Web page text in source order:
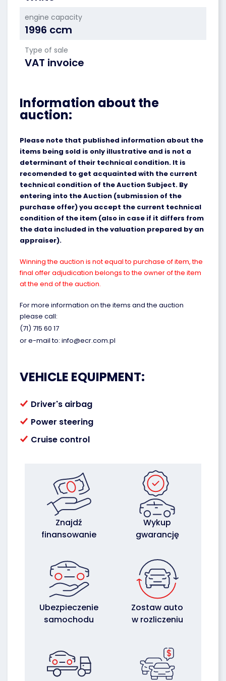
engine capacity
1996 ccm
Type of sale
VAT invoice
Information about the
auction:
Please note that published information about the
items being sold is only illustrative and is not a
determinant of their technical condition. It is
recomended to get acquainted with the current
technical condition of the Auction Subject. By
entering into the Auction (submission of the
purchase offer) you accept the current technical
condition of the item (also in case if it differs from
the data included in the valuation prepared by an
appraiser).
Winning the auction is not equal to purchase of item, the
final offer adjudication belongs to the owner of the item
at the end of the auction.
For more information on the items and the auction
please call:
(71) 715 60 17
or e-mail to: info@ecr.com.pl
VEHICLE EQUIPMENT:
Driver's airbag
Power steering
Cruise control
Znajdź
finansowanie
Wykup
gwarancję
Ubezpieczenie
samochodu
Zostaw auto
w rozliczeniu